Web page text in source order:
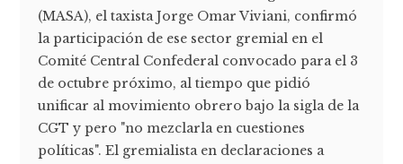
(MASA), el taxista Jorge Omar Viviani, confirmó
la participación de ese sector gremial en el
Comité Central Confederal convocado para el 3
de octubre próximo, al tiempo que pidió
unificar al movimiento obrero bajo la sigla de la
CGT y pero "no mezclarla en cuestiones
políticas". El gremialista en declaraciones a